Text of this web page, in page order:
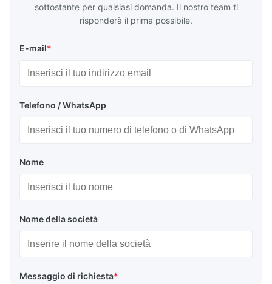
sottostante per qualsiasi domanda. Il nostro team ti
risponderà il prima possibile.
E-mail*
Telefono / WhatsApp
Nome
Nome della società
Messaggio di richiesta*